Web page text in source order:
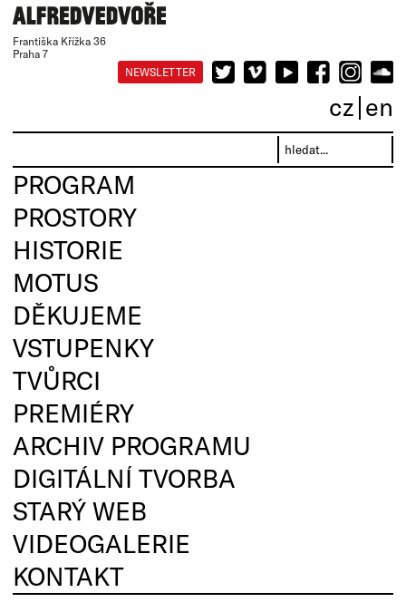
Františka Křížka 36
Praha 7
NEWSLETTER
cz en
PROGRAM
PROSTORY
HISTORIE
MOTUS
DĚKUJEME
VSTUPENKY
TVŮRCI
PREMIÉRY
ARCHIV PROGRAMU
DIGITÁLNÍ TVORBA
STARÝ WEB
VIDEOGALERIE
KONTAKT